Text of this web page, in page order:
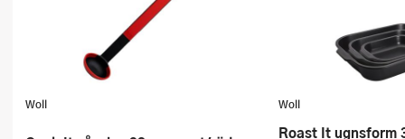
Woll Woll
Roast It